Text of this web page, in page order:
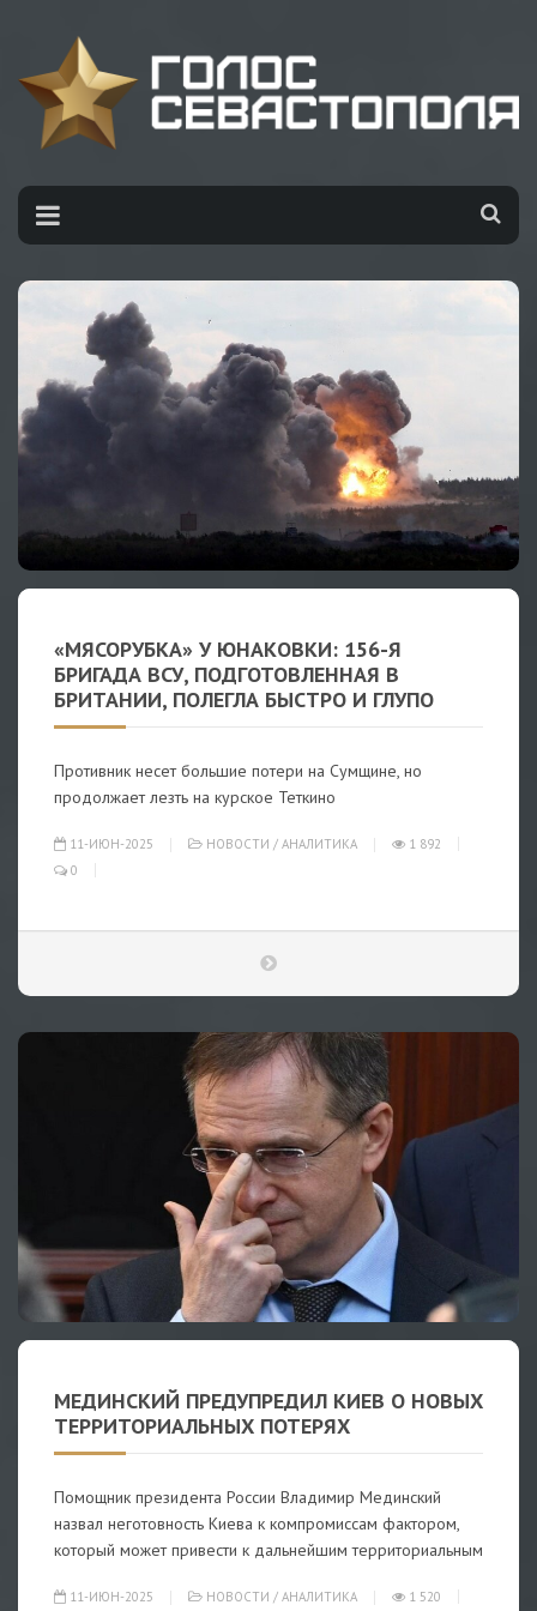
«МЯСОРУБКА» У ЮНАКОВКИ: 156-Я
БРИГАДА ВСУ, ПОДГОТОВЛЕННАЯ В
БРИТАНИИ, ПОЛЕГЛА БЫСТРО И ГЛУПО
Противник несет большие потери на Сумщине, но
продолжает лезть на курское Теткино
11-ИЮН-2025 НОВОСТИ / АНАЛИТИКА
1 892
0
МЕДИНСКИЙ ПРЕДУПРЕДИЛ КИЕВ О НОВЫХ
ТЕРРИТОРИАЛЬНЫХ ПОТЕРЯХ
Помощник президента России Владимир Мединский
назвал неготовность Киева к компромиссам фактором,
который может привести к дальнейшим территориальным
11-ИЮН-2025 НОВОСТИ / АНАЛИТИКА 1 520